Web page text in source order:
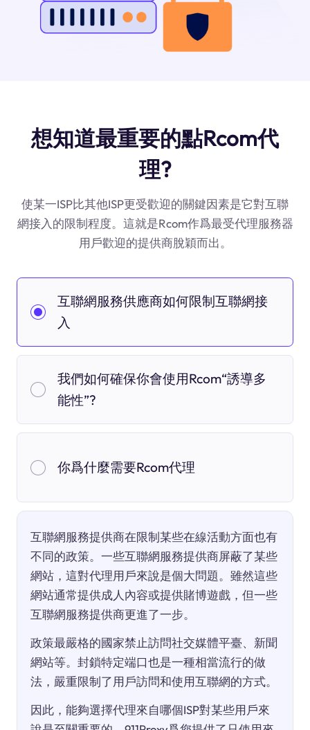
想知道最重要的點Rcom代
理?
使某一ISP比其他ISP更受歡迎的關鍵因素是它對互聯
網接入的限制程度。這就是Rcom作爲最受代理服務器
用戶歡迎的提供商脫穎而出。
互聯網服務供應商如何限制互聯網接
入
我們如何確保你會使用Rcom“誘導多
能性”?
你爲什麼需要Rcom代理
互聯網服務提供商在限制某些在線活動方面也有
不同的政策。一些互聯網服務提供商屏蔽了某些
網站，這對代理用戶來說是個大問題。雖然這些
網站通常提供成人內容或提供賭博遊戲，但一些
互聯網服務提供商更進了一步。
政策最嚴格的國家禁止訪問社交媒體平臺、新聞
網站等。封鎖特定端口也是一種相當流行的做
法，嚴重限制了用戶訪問和使用互聯網的方式。
因此，能夠選擇代理來自哪個ISP對某些用戶來